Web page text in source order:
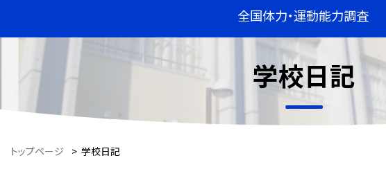
全国体力・運動能力調査
学校日記
トップページ > 学校日記